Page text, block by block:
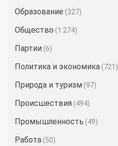
Образование (327)
Общество (1 274)
Партии (6)
Политика и экономика (721)
Природа и туризм (97)
Происшествия (494)
Промышленность (49)
Работа (50)